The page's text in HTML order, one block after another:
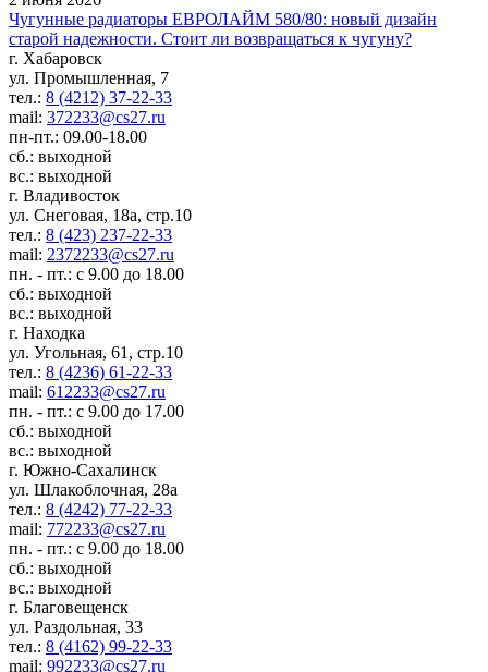
Чугунные радиаторы ЕВРОЛАЙМ 580/80: новый дизайн
старой надежности. Стоит ли возвращаться к чугуну?
г. Хабаровск
ул. Промышленная, 7
тел.: 8 (4212) 37-22-33
mail: 372233@cs27.ru
пн-пт.: 09.00-18.00
сб.: выходной
вс.: выходной
г. Владивосток
ул. Снеговая, 18а, стр.10
тел.: 8 (423) 237-22-33
mail: 2372233@cs27.ru
пн. - пт.: с 9.00 до 18.00
сб.: выходной
вс.: выходной
г. Находка
ул. Угольная, 61, стр.10
тел.: 8 (4236) 61-22-33
mail: 612233@cs27.ru
пн. - пт.: с 9.00 до 17.00
сб.: выходной
вс.: выходной
г. Южно-Сахалинск
ул. Шлакоблочная, 28а
тел.: 8 (4242) 77-22-33
mail: 772233@cs27.ru
пн. - пт.: с 9.00 до 18.00
сб.: выходной
вс.: выходной
г. Благовещенск
ул. Раздольная, 33
тел.: 8 (4162) 99-22-33
mail: 992233@cs27.ru